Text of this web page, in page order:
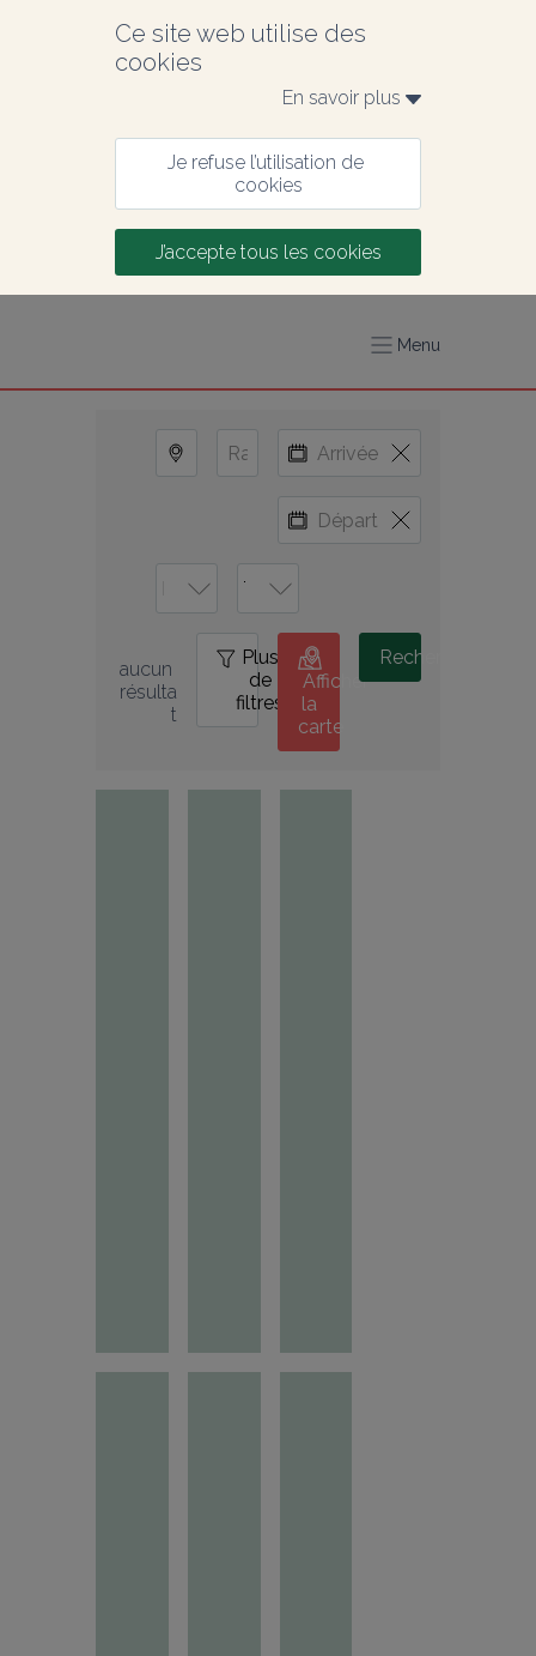
Ce site web utilise des
cookies
En savoir plus
Je refuse l’utilisation de
cookies
J’accepte tous les cookies
Menu
aucun
résulta
t
Plus
de
filtres
Afficher
la
carte
Rechercher